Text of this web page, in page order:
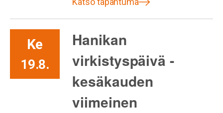
Ke
19.8.
Hanikan
virkistyspäivä -
kesäkauden
viimeinen